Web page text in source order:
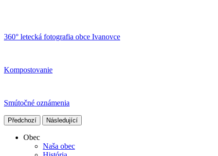
360° letecká fotografia obce Ivanovce
Kompostovanie
Smútočné oznámenia
Předchozí Následující
Obec
Naša obec